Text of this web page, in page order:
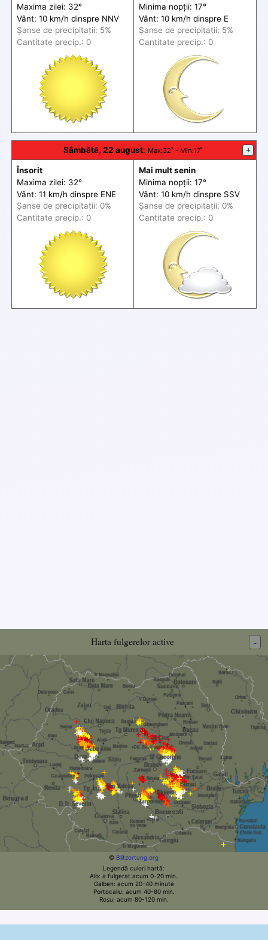
Maxima zilei: 32°
Vânt: 10 km/h dinspre NNV
Șanse de precipitații: 5%
Cantitate precip.: 0
Minima nopții: 17°
Vânt: 10 km/h dinspre E
Șanse de precipitații: 5%
Cantitate precip.: 0
Sâmbătă, 22 august: Max:32˚ - Min:17˚ +
Însorit
Maxima zilei: 32°
Vânt: 11 km/h dinspre ENE
Șanse de precipitații: 0%
Cantitate precip.: 0
Mai mult senin
Minima nopții: 17°
Vânt: 10 km/h dinspre SSV
Șanse de precipitații: 0%
Cantitate precip.: 0
Harta fulgerelor active -
© Blitzortung.org
Legendă culori hartă:
Alb: a fulgerat acum 0-20 min.
Galben: acum 20-40 minute
Portocaliu: acum 40-80 min.
Roșu: acum 80-120 min.